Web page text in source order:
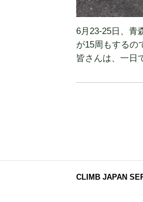
6月23-25日、青
が15周もするの
皆さんは、一日
CLIMB JAPAN